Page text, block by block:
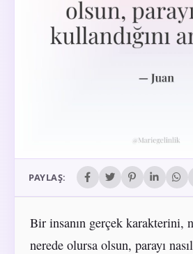
PAYLAŞ:
Bir insanın gerçek karakterini,
nerede olursa olsun, parayı